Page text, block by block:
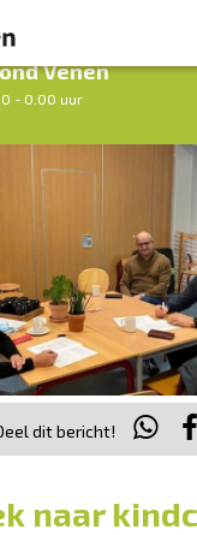
LIVE:
Venen
- 0.00 uur
Venen
dit bericht!
naar